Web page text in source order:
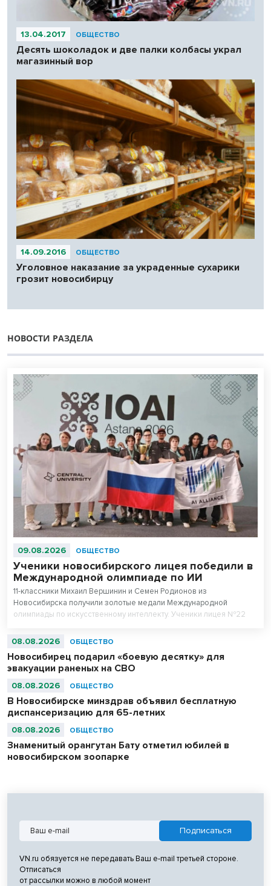
13.04.2017 ОБЩЕСТВО
Десять шоколадок и две палки колбасы украл
магазинный вор
14.09.2016 ОБЩЕСТВО
Уголовное наказание за украденные сухарики
грозит новосибирцу
НОВОСТИ РАЗДЕЛА
09.08.2026 ОБЩЕСТВО
Ученики новосибирского лицея победили в
Международной олимпиаде по ИИ
11-классники Михаил Вершинин и Семен Родионов из
Новосибирска получили золотые медали Международной
олимпиады по искусственному интеллекту. Ученики лицея №22
абсолютными чемпионами соревнований.
08.08.2026 ОБЩЕСТВО
Новосибирец подарил «боевую десятку» для
эвакуации раненых на СВО
08.08.2026 ОБЩЕСТВО
В Новосибирске минздрав объявил бесплатную
диспансеризацию для 65-летних
08.08.2026 ОБЩЕСТВО
Знаменитый орангутан Бату отметил юбилей в
новосибирском зоопарке
VN.ru обязуется не передавать Ваш e-mail третьей стороне.
Отписаться
от рассылки можно в любой момент